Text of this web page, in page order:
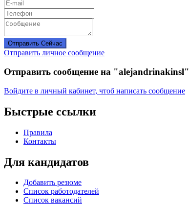
Отправить Сейчас
Отправить личное сообщение
Отправить сообщение на "alejandrinakinsl"
Войдите в личный кабинет, чтоб написать сообщение
Быстрые ссылки
Правила
Контакты
Для кандидатов
Добавить резюме
Список работодателей
Список вакансий